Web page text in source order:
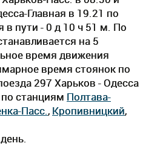
Главная в 19.21 по
пути - 0 д 10 ч 51 м. По
на 5
время движения
время стоянок по
297 Харьков - Одесса
станциям Полтава-
Пасс. , Кропивницкий,